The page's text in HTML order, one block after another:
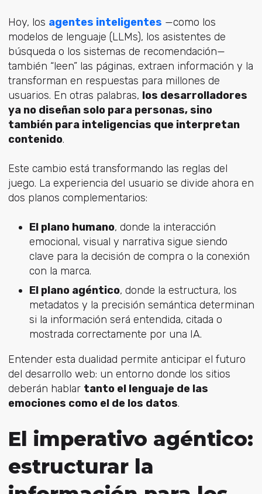
Hoy, los agentes inteligentes —como los
modelos de lenguaje (LLMs), los asistentes de
búsqueda o los sistemas de recomendación—
también “leen” las páginas, extraen información y la
transforman en respuestas para millones de
usuarios. En otras palabras, los desarrolladores
ya no diseñan solo para personas, sino
también para inteligencias que interpretan
contenido.
Este cambio está transformando las reglas del
juego. La experiencia del usuario se divide ahora en
dos planos complementarios:
El plano humano, donde la interacción
emocional, visual y narrativa sigue siendo
clave para la decisión de compra o la conexión
con la marca.
El plano agéntico, donde la estructura, los
metadatos y la precisión semántica determinan
si la información será entendida, citada o
mostrada correctamente por una IA.
Entender esta dualidad permite anticipar el futuro
del desarrollo web: un entorno donde los sitios
deberán hablar tanto el lenguaje de las
emociones como el de los datos.
El imperativo agéntico:
estructurar la